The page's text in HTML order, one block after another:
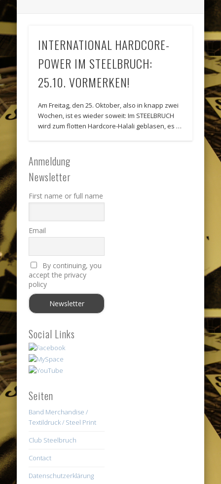
INTERNATIONAL HARDCORE-
POWER IM STEELBRUCH:
25.10. VORMERKEN!
Am Freitag, den 25. Oktober, also in knapp zwei
Wochen, ist es wieder soweit: Im STEELBRUCH
wird zum flotten Hardcore-Halali geblasen, es …
Anmeldung
Newsletter
First name or full name
Email
By continuing, you
accept the privacy
policy
Social Links
Seiten
Band Merchandise /
Textildruck / Steel Print
Club Steelbruch
Contact
Datenschutzerklärung